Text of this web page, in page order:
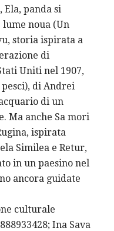
panda si
noua (Un
storia ispirata a
di
Uniti nel 1907,
di Andrei
di un
Ma anche Sa mori
ispirata
Similea e Retur,
in un paesino nel
ancora guidate
culturale
Ina Sava